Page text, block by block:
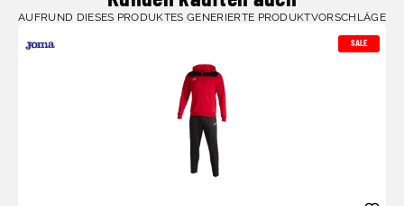
AUFRUND DIESES PRODUKTES GENERIERTE PRODUKTVORSCHLÄGE
SALE